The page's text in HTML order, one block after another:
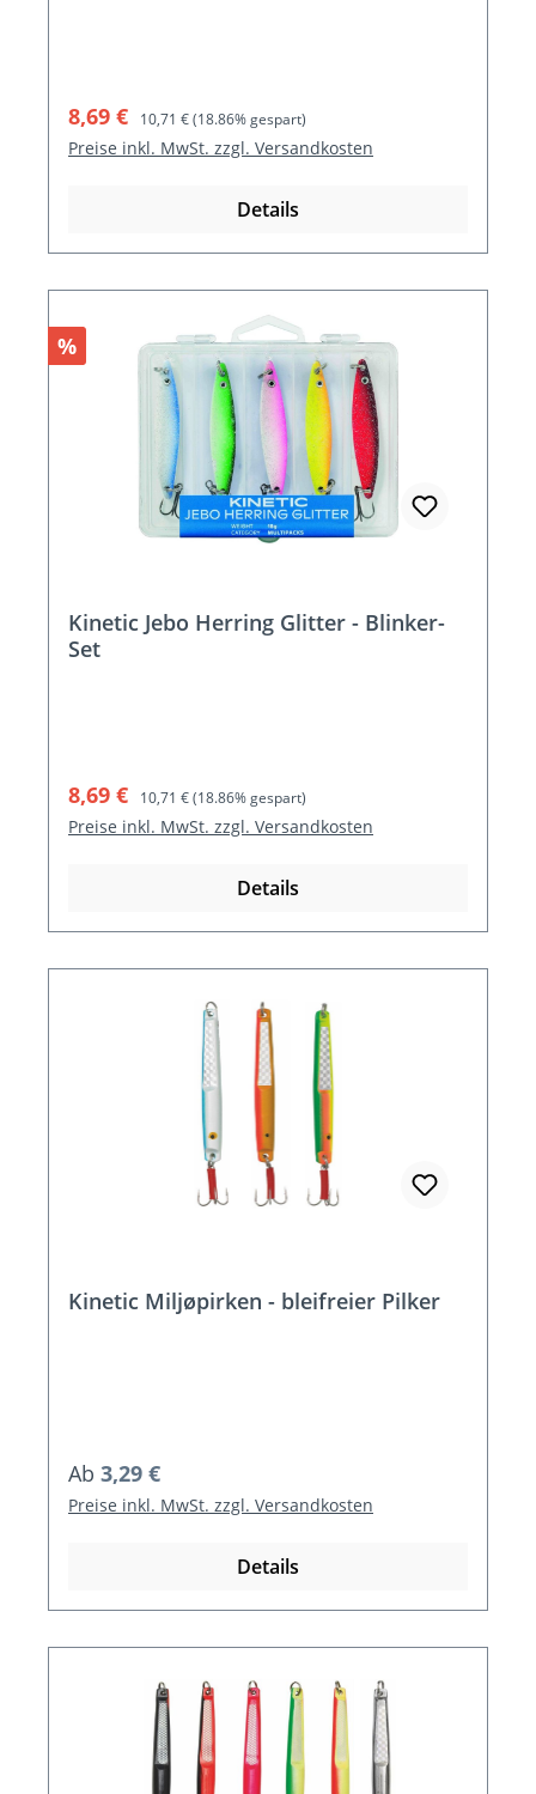
Verkaufspreis:
8,69 € Regulärer Preis:
10,71 €(18.86% gespart)
Preise inkl. MwSt. zzgl. Versandkosten
Details
Rabatt
%
Kinetic Jebo Herring Glitter - Blinker-
Set
Verkaufspreis:
8,69 € Regulärer Preis:
10,71 €(18.86% gespart)
Preise inkl. MwSt. zzgl. Versandkosten
Details
Kinetic Miljøpirken - bleifreier Pilker
Regulärer Preis:
Ab 3,29 €
Preise inkl. MwSt. zzgl. Versandkosten
Details